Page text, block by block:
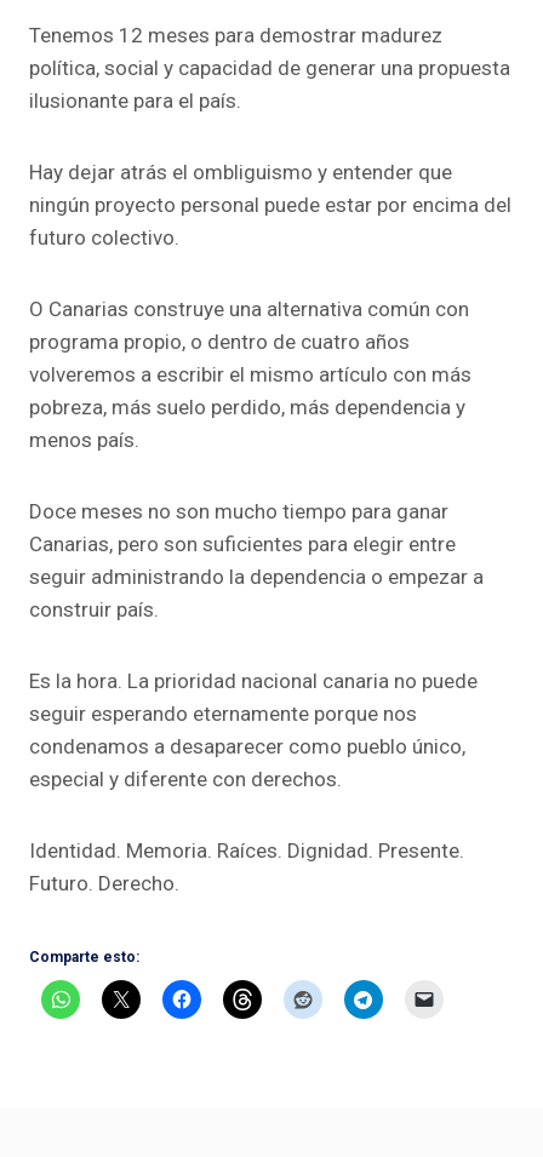
Tenemos 12 meses para demostrar madurez
política, social y capacidad de generar una propuesta
ilusionante para el país.
Hay dejar atrás el ombliguismo y entender que
ningún proyecto personal puede estar por encima del
futuro colectivo.
O Canarias construye una alternativa común con
programa propio, o dentro de cuatro años
volveremos a escribir el mismo artículo con más
pobreza, más suelo perdido, más dependencia y
menos país.
Doce meses no son mucho tiempo para ganar
Canarias, pero son suficientes para elegir entre
seguir administrando la dependencia o empezar a
construir país.
Es la hora. La prioridad nacional canaria no puede
seguir esperando eternamente porque nos
condenamos a desaparecer como pueblo único,
especial y diferente con derechos.
Identidad. Memoria. Raíces. Dignidad. Presente.
Futuro. Derecho.
Comparte esto: